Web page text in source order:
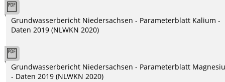
Grundwasserbericht Niedersachsen - Parameterblatt Kalium -
Daten 2019 (NLWKN 2020)
Grundwasserbericht Niedersachsen - Parameterblatt
- Daten 2019 (NLWKN 2020)